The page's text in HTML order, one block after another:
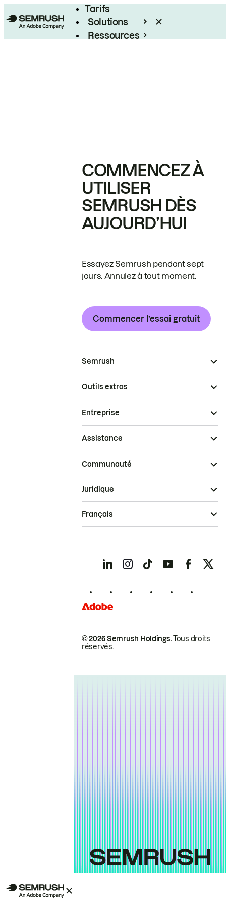
Tarifs
Solutions
Ressources
COMMENCEZ À
UTILISER
SEMRUSH DÈS
AUJOURD’HUI
Essayez Semrush pendant sept
jours. Annulez à tout moment.
Commencer l’essai gratuit
Semrush
Outils extras
Entreprise
Assistance
Communauté
© 2026 Semrush Holdings.Tous droits
réservés.
Juridique
Français